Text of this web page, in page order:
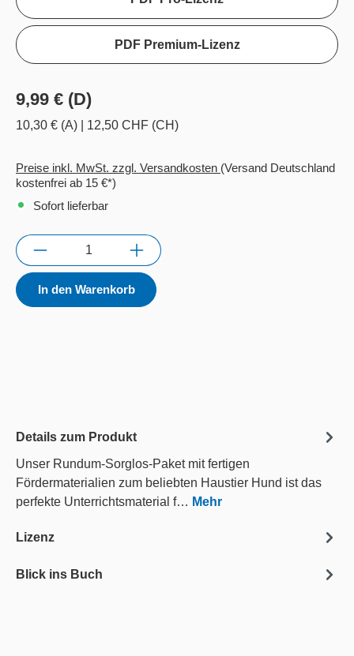
PDF Premium-Lizenz
9,99 € (D)
10,30 € (A) 12,50 CHF (CH)
Preise inkl. MwSt. zzgl. Versandkosten (Versand Deutschland
kostenfrei ab 15 €*)
Sofort lieferbar
Anzahl
In den Warenkorb
Details zum Produkt
Unser Rundum-Sorglos-Paket mit fertigen
Fördermaterialien zum beliebten Haustier Hund ist das
perfekte Unterrichtsmaterial f… Mehr
Lizenz
Blick ins Buch